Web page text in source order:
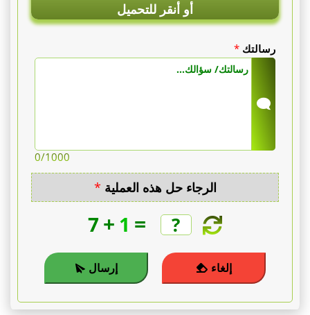
أو أنقر للتحميل
رسالتك*
0/1000
* الرجاء حل هذه العملية
7+ 1 =
إلغاء إرسال